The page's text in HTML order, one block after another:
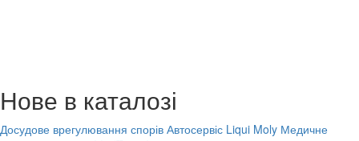
Нове в каталозі
Досудове врегулювання спорів Автосервіс Liqui Moly Медичне